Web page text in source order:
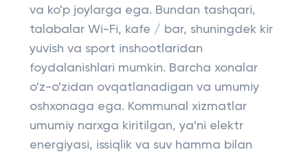
va ko'p joylarga ega. Bundan tashqari,
talabalar Wi-Fi, kafe / bar, shuningdek kir
yuvish va sport inshootlaridan
foydalanishlari mumkin. Barcha xonalar
o'z-o'zidan ovqatlanadigan va umumiy
oshxonaga ega. Kommunal xizmatlar
umumiy narxga kiritilgan, ya'ni elektr
energiyasi, issiqlik va suv hamma bilan